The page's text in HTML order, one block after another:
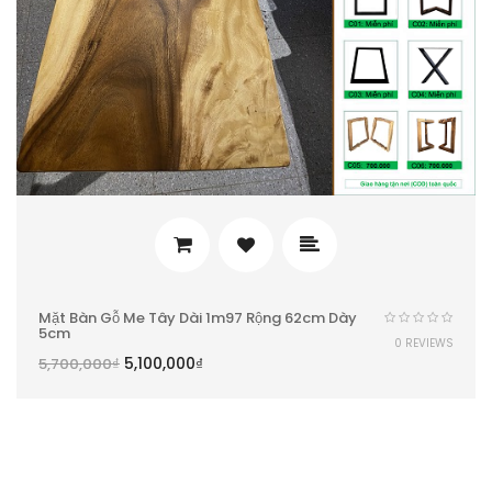
Mặt Bàn Gỗ Me Tây Dài 1m97 Rộng 62cm Dày
5cm
5,700,000₫ 5,100,000₫
0 REVIEWS